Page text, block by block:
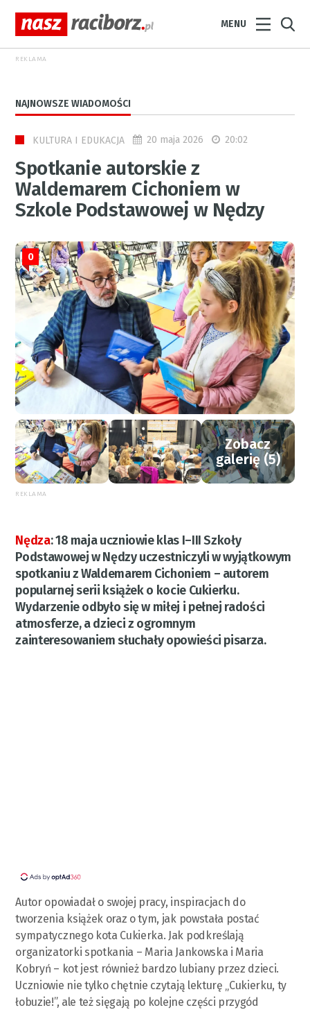
MENU
REKLAMA
NAJNOWSZE WIADOMOŚCI
KULTURA I EDUKACJA 20 maja 2026 20:02
Spotkanie autorskie z
Waldemarem Cichoniem w
Szkole Podstawowej w Nędzy
0
Zobacz
galerię (5)
REKLAMA
Nędza:18 maja uczniowie klas I–III Szkoły
Podstawowej w Nędzy uczestniczyli w wyjątkowym
spotkaniu z Waldemarem Cichoniem – autorem
popularnej serii książek o kocie Cukierku.
Wydarzenie odbyło się w miłej i pełnej radości
atmosferze, a dzieci z ogromnym
zainteresowaniem słuchały opowieści pisarza.
Autor opowiadał o swojej pracy, inspiracjach do
tworzenia książek oraz o tym, jak powstała postać
sympatycznego kota Cukierka. Jak podkreślają
organizatorki spotkania – Maria Jankowska i Maria
Kobryń – kot jest również bardzo lubiany przez dzieci.
Uczniowie nie tylko chętnie czytają lekturę „Cukierku, ty
łobuzie!”, ale też sięgają po kolejne części przygód